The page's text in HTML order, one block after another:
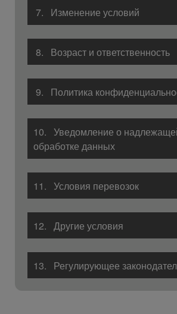
7. Изменение условий
8. Возраст и ответственность
9. Политика
10. Уведомление о
обработке данных
11. Условия перевозок
12. Другие условия
13. Регулирующее